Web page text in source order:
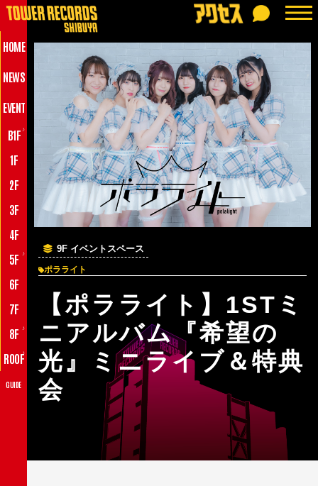
HOME
NEWS
EVENT
B1F ♪
1F
2F
3F
4F
5F
♪
6F
7F
8F
♪
ROOF♪
GUIDE
9F イベントスペース
ポラライト
【ポラライト】1STミ
ニアルバム『希望の
光』ミニライブ＆特典
会